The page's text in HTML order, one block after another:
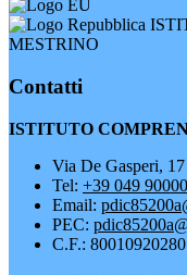
MESTRINO
Contatti
ISTITUTO
Via De Gasperi,
Tel: +39 049
Email:
PEC:
C.F.: 80010920280